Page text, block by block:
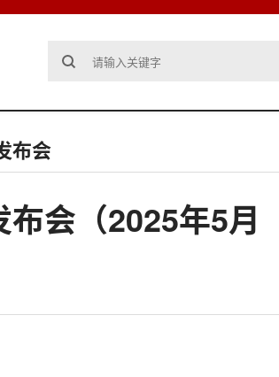
布会
会（2025年5月